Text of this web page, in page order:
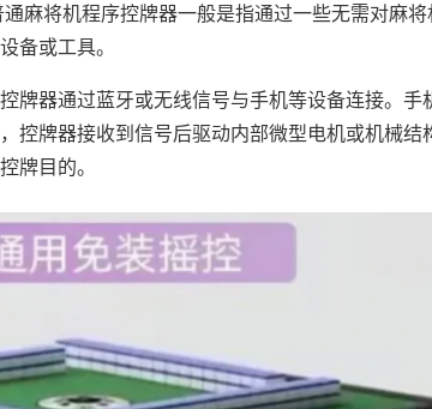
麻将机程序控牌器一般是指通过一些无需对麻
备或工具。
牌器通过蓝牙或无线信号与手机等设备连接。手
控牌器接收到信号后驱动内部微型电机或机械结
牌目的。